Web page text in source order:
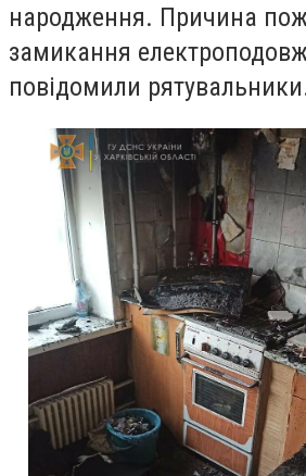
народження. Причина
замикання
повідомили